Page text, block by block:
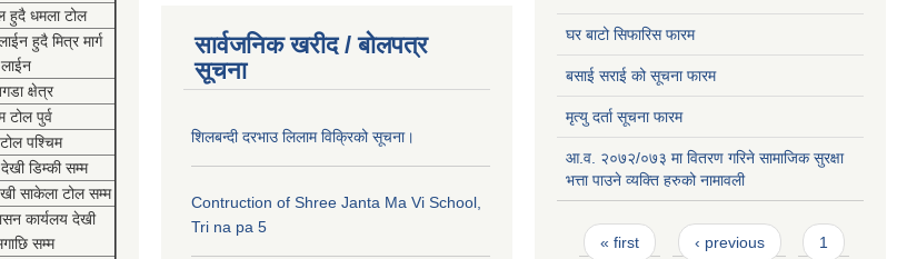
हुदै धमला टोल
हुदै मित्र मार्ग
लाईन
क्षेत्र
टोल पुर्व
पश्चिम
डिम्की सम्म
साकेला टोल सम्म
कार्यलय देखी
सम्म
सार्वजनिक खरीद / बोलपत्र
सूचना
शिलबन्दी दरभाउ लिलाम विक्रिको सूचना।
Contruction of Shree Janta Ma Vi School,
Tri na pa 5
घर बाटो सिफारिस फारम
बसाई सराई को सूचना फारम
मृत्यु दर्ता सूचना फारम
आ.व. २०७२/०७३ मा वितरण गरिने सामाजिक सुरक्षा
भत्ता पाउने व्यक्ति हरुको नामावली
Pages
« first ‹ previous 1